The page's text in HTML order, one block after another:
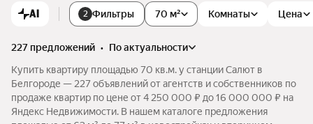
AI 2 Фильтры Комнаты Цена
70 м²
227 предложений •
по актуальности
Купить квартиру площадью 70 кв.м. у станции Салют в
Белгороде — 227 объявлений от агентств и собственников по
продаже квартир по цене от 4 250 000 ₽ до 16 000 000 ₽ на
Яндекс Недвижимости. В нашем каталоге предложения